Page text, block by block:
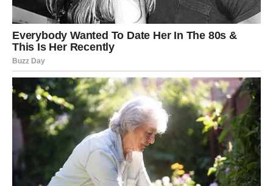
razotkrivanje istine
Škorpija ulazi u fazu razotkrivanja. Istina izlazi na videlo,
bilo u poslu ili ljubavi.
U emotivnom smislu, moguće je priznanje ili preokret koji
menja dinamiku odnosa.
Finansijski, moguća je manja dobit ili rešavanje
dugovanja.